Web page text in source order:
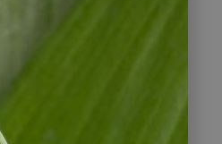
Sie
Reise